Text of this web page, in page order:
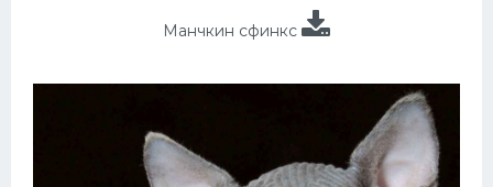
Манчкин сфинкс